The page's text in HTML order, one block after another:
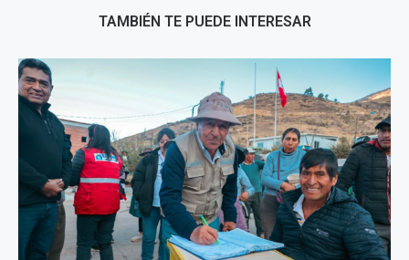
TAMBIÉN TE PUEDE INTERESAR